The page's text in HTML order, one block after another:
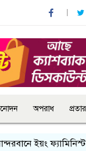
অপরাধ
ইয়ং ফ্যামিনিস্ট ভয়েজ